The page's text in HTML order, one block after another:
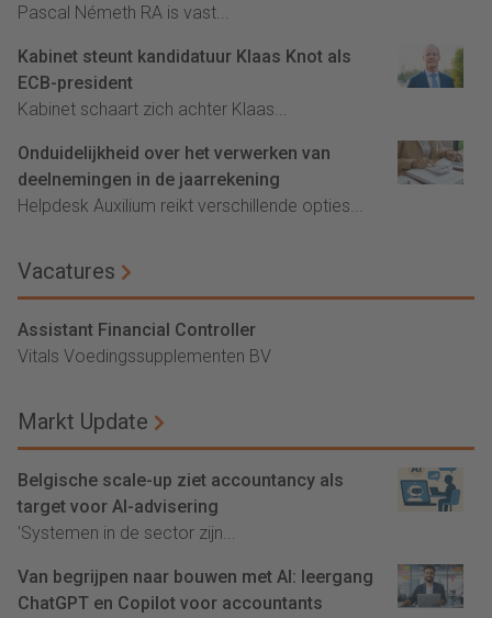
Pascal Németh RA is vast...
Kabinet steunt kandidatuur Klaas Knot als
ECB-president
Kabinet schaart zich achter Klaas...
Onduidelijkheid over het verwerken van
deelnemingen in de jaarrekening
Helpdesk Auxilium reikt verschillende opties...
Vacatures
Assistant Financial Controller
Vitals Voedingssupplementen BV
Markt Update
Belgische scale-up ziet accountancy als
target voor AI-advisering
'Systemen in de sector zijn...
Van begrijpen naar bouwen met AI: leergang
ChatGPT en Copilot voor accountants